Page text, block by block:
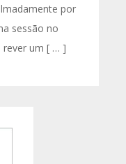
por
sessão no
rever um [ … ]